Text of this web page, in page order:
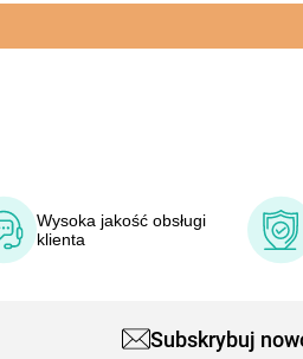
Wysoka jakość obsługi
klienta
Subskrybuj